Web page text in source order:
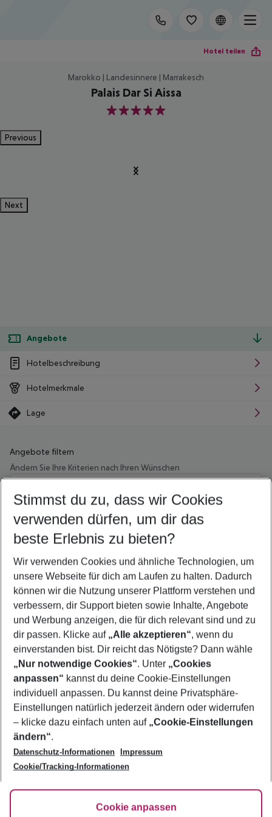
Hotel teilen
Marokko | Landesinnere | Marrakesch
Palais Dar Si Aissa
5
Previous
Next
Angebote
Hotelbeschreibung
Hotelmerkmale
Lage
Angebote filtern
Ändern Sie Ihre Kriterien nach Ihren Wünschen
Wähle deinen Abflughafen
Beliebiger Abflughafen
Wähle deinen Reisezeitraum
5-8 Nächte
2 Erwachsene Keine Kinder
Mehr Filter anzeigen
Footer
Footer navigation
Über uns
AGB
Bestpreisgarantie
Cookie-Einstellungen ändern
Cookie-Richtlinie
Agenturbetreuung
Barrierefreies Reisen
FAQ
HanseMerkur Reiseversicherung
Folge uns
Stimmst du zu, dass wir Cookies
verwenden dürfen, um dir das
beste Erlebnis zu bieten?
Wir verwenden Cookies und ähnliche Technologien, um
unsere Webseite für dich am Laufen zu halten. Dadurch
können wir die Nutzung unserer Plattform verstehen und
verbessern, dir Support bieten sowie Inhalte, Angebote
und Werbung anzeigen, die für dich relevant sind und zu
dir passen. Klicke auf „Alle akzeptieren“, wenn du
einverstanden bist. Dir reicht das Nötigste? Dann wähle
„Nur notwendige Cookies“. Unter „Cookies
anpassen“ kannst du deine Cookie-Einstellungen
individuell anpassen. Du kannst deine Privatsphäre-
Einstellungen natürlich jederzeit ändern oder widerrufen
– klicke dazu einfach unten auf „Cookie-Einstellungen
ändern“.
Datenschutz-Informationen
Impressum
Cookie/Tracking-Informationen
Cookie anpassen